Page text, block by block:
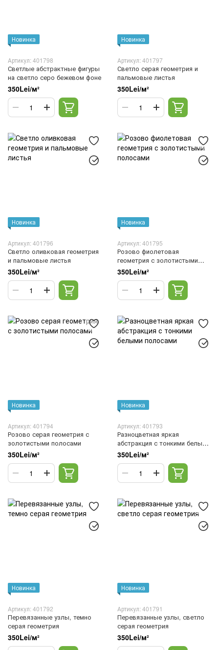
Новинка
Артикул: 401798
Светлые абстрактные фигуры
на светло серо бежевом фоне
350Lei/м²
Новинка
Артикул: 401797
Светло серая геометрия и
пальмовые листья
350Lei/м²
Новинка
Артикул: 401796
Светло оливковая геометрия
и пальмовые листья
350Lei/м²
Новинка
Артикул: 401795
Розово фиолетовая
геометрия с золотистыми
полосами
350Lei/м²
Новинка
Артикул: 401794
Розово серая геометрия с
золотистыми полосами
350Lei/м²
Новинка
Артикул: 401793
Разноцветная яркая
абстракция с тонкими белыми
полосами
350Lei/м²
Новинка
Артикул: 401792
Перевязанные узлы, темно
серая геометрия
350Lei/м²
Новинка
Артикул: 401791
Перевязанные узлы, светло
серая геометрия
350Lei/м²